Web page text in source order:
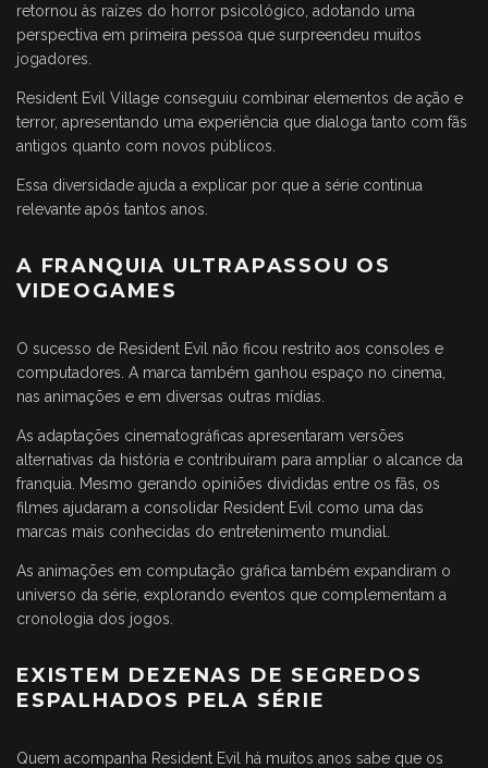
retornou às raízes do horror psicológico, adotando uma
perspectiva em primeira pessoa que surpreendeu muitos
jogadores.
Resident Evil Village conseguiu combinar elementos de ação e
terror, apresentando uma experiência que dialoga tanto com fãs
antigos quanto com novos públicos.
Essa diversidade ajuda a explicar por que a série continua
relevante após tantos anos.
A FRANQUIA ULTRAPASSOU OS
VIDEOGAMES
O sucesso de Resident Evil não ficou restrito aos consoles e
computadores. A marca também ganhou espaço no cinema,
nas animações e em diversas outras mídias.
As adaptações cinematográficas apresentaram versões
alternativas da história e contribuíram para ampliar o alcance da
franquia. Mesmo gerando opiniões divididas entre os fãs, os
filmes ajudaram a consolidar Resident Evil como uma das
marcas mais conhecidas do entretenimento mundial.
As animações em computação gráfica também expandiram o
universo da série, explorando eventos que complementam a
cronologia dos jogos.
EXISTEM DEZENAS DE SEGREDOS
ESPALHADOS PELA SÉRIE
Quem acompanha Resident Evil há muitos anos sabe que os